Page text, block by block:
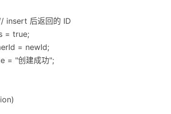
insert 后返回的 ID
= true;
= newId;
= "创建成功";